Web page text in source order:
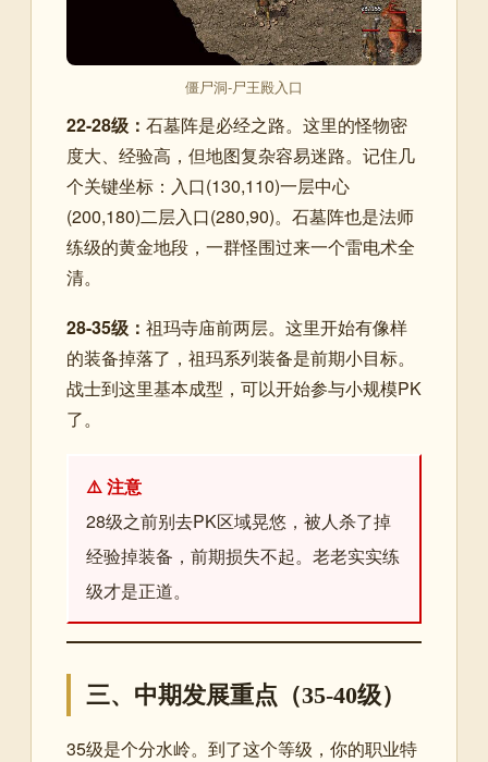
僵尸洞-尸王殿入口
22-28级： 石墓阵是必经之路。这里的怪物密
度大、经验高，但地图复杂容易迷路。记住几
个关键坐标：入口(130,110)一层中心
(200,180)二层入口(280,90)。石墓阵也是法师
练级的黄金地段，一群怪围过来一个雷电术全
清。
28-35级： 祖玛寺庙前两层。这里开始有像样
的装备掉落了，祖玛系列装备是前期小目标。
战士到这里基本成型，可以开始参与小规模PK
了。
⚠️ 注意
28级之前别去PK区域晃悠，被人杀了掉
经验掉装备，前期损失不起。老老实实练
级才是正道。
三、中期发展重点（35-40级）
35级是个分水岭。到了这个等级，你的职业特